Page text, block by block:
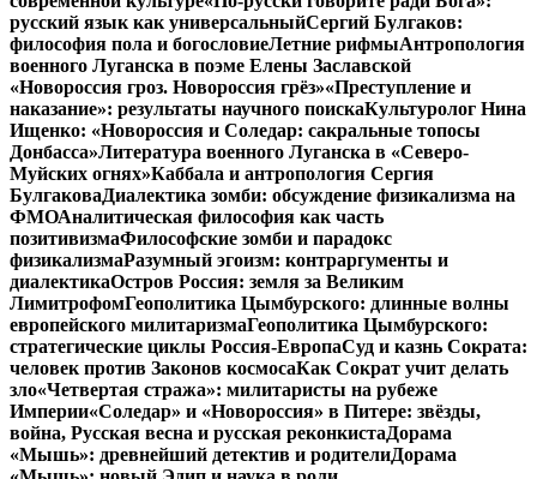
русский язык как универсальныйСергий Булгаков:
философия пола и богословиеЛетние рифмыАнтропология
военного Луганска в поэме Елены Заславской
«Новороссия гроз. Новороссия грёз»«Преступление и
наказание»: результаты научного поискаКультуролог Нина
Ищенко: «Новороссия и Соледар: сакральные топосы
Донбасса»Литература военного Луганска в «Северо-
Муйских огнях»Каббала и антропология Сергия
БулгаковаДиалектика зомби: обсуждение физикализма на
ФМОАналитическая философия как часть
позитивизмаФилософские зомби и парадокс
физикализмаРазумный эгоизм: контраргументы и
диалектикаОстров Россия: земля за Великим
ЛимитрофомГеополитика Цымбурского: длинные волны
европейского милитаризмаГеополитика Цымбурского:
стратегические циклы Россия-ЕвропаСуд и казнь Сократа:
человек против Законов космосаКак Сократ учит делать
зло«Четвертая стража»: милитаристы на рубеже
Империи«Соледар» и «Новороссия» в Питере: звёзды,
война, Русская весна и русская реконкистаДорама
«Мышь»: древнейший детектив и родителиДорама